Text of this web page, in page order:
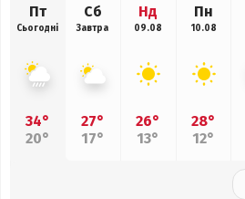
Пт
Сьогодні
34°
20°
Сб
Завтра
27°
17°
Нд
09.08
26°
13°
Пн
10.08
28°
12°